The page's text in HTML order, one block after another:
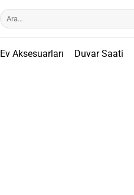
Ara:
Ev Aksesuarları Duvar Saati